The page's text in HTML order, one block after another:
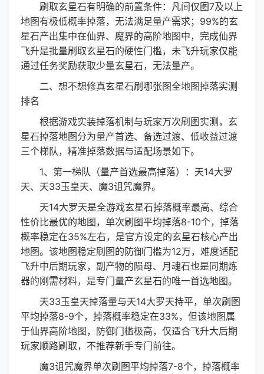
刷取玄星石有明确的前置条件：凡间仅图7及以上
地图有极低概率掉落，无法满足量产需求；99%的玄
星石产出集中在仙界、魔界的高阶地图中，完成仙界
飞升是批量刷取玄星石的硬性门槛，未飞升玩家仅能
通过任务奖励获取少量玄星石，无法量产。
二、想不想修真玄星石刷哪张图全地图掉落实测
排名
根据游戏实装掉落机制与玩家万次刷图实测，玄
星石掉落地图分为量产首选、备选过渡、低收益过渡
三个梯队，精准掉落数据与适配场景如下。
1、第一梯队（量产首选最高掉落）：天14大罗
天、天33玉皇天、魔3诅咒魔界。
天14大罗天是全游戏玄星石掉落概率最高、综合
性价比最优的地图，单次刷图平均掉落8-10个，掉落
概率稳定在35%左右，是官方设定的玄星石核心产出
地图。该地图稳定刷图的防御门槛为12万，难度适配
飞升中后期玩家，副产物的陨母、月魂石也是同期炼
器的刚需材料，是专门量产玄星石的唯一首选地图。
天33玉皇天掉落量与天14大罗天持平，单次刷图
平均掉落8-9个，掉落概率稳定在33%，但该地图属
于仙界高阶地图，防御门槛极高，仅适合飞升大后期
玩家顺路刷取，不推荐新手专门前往。
魔3诅咒魔界单次刷图平均掉落7-8个，掉落概率